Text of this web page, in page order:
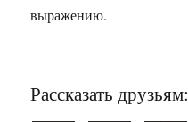
выражению.
Рассказать друзьям: